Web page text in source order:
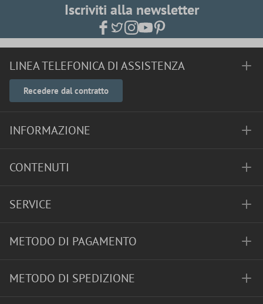
Iscriviti alla newsletter
LINEA TELEFONICA DI ASSISTENZA
Recedere dal contratto
INFORMAZIONE
CONTENUTI
SERVICE
METODO DI PAGAMENTO
METODO DI SPEDIZIONE